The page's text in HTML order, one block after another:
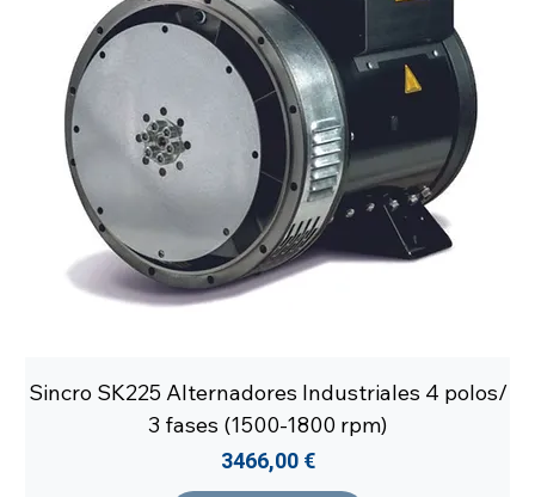
Sincro SK225 Alternadores Industriales 4 polos/
3 fases (1500-1800 rpm)
Precio
3466,00 €